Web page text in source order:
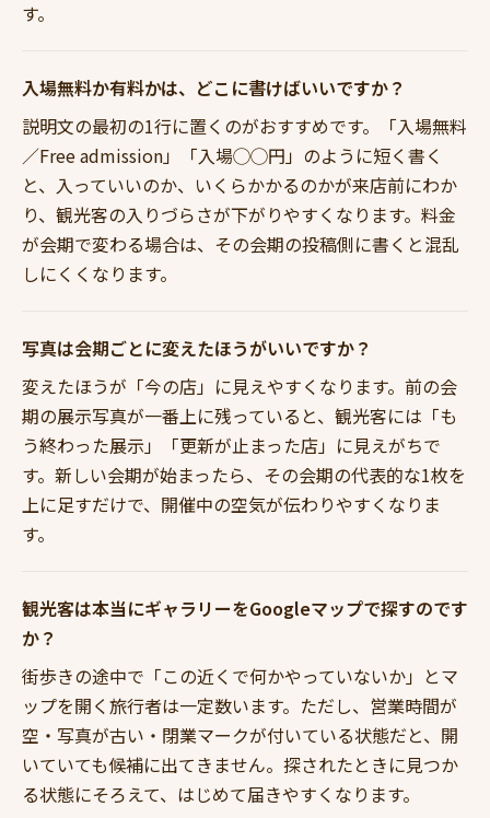
す。
入場無料か有料かは、どこに書けばいいですか？
説明文の最初の1行に置くのがおすすめです。「入場無料
／Free admission」「入場◯◯円」のように短く書く
と、入っていいのか、いくらかかるのかが来店前にわか
り、観光客の入りづらさが下がりやすくなります。料金
が会期で変わる場合は、その会期の投稿側に書くと混乱
しにくくなります。
写真は会期ごとに変えたほうがいいですか？
変えたほうが「今の店」に見えやすくなります。前の会
期の展示写真が一番上に残っていると、観光客には「も
う終わった展示」「更新が止まった店」に見えがちで
す。新しい会期が始まったら、その会期の代表的な1枚を
上に足すだけで、開催中の空気が伝わりやすくなりま
す。
観光客は本当にギャラリーをGoogleマップで探すのです
か？
街歩きの途中で「この近くで何かやっていないか」とマ
ップを開く旅行者は一定数います。ただし、営業時間が
空・写真が古い・閉業マークが付いている状態だと、開
いていても候補に出てきません。探されたときに見つか
る状態にそろえて、はじめて届きやすくなります。